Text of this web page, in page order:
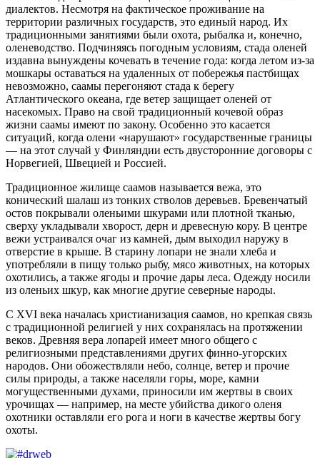
диалектов. Несмотря на фактическое проживание на
территории различных государств, это единый народ. Их
традиционными занятиями были охота, рыбалка и, конечно,
оленеводство. Подчиняясь погодным условиям, стада оленей
издавна вынуждены кочевать в течение года: когда летом из-за
мошкары оставаться на удаленных от побережья пастбищах
невозможно, саамы перегоняют стада к берегу
Атлантического океана, где ветер защищает оленей от
насекомых. Право на свой традиционный кочевой образ
жизни саамы имеют по закону. Особенно это касается
ситуаций, когда олени «нарушают» государственные границы
— на этот случай у Финляндии есть двусторонние договоры с
Норвегией, Швецией и Россией.
Традиционное жилище саамов называется вежа, это
конический шалаш из тонких стволов деревьев. Бревенчатый
остов покрывали оленьими шкурами или плотной тканью,
сверху укладывали хворост, дерн и древесную кору. В центре
вежи устраивался очаг из камней, дым выходил наружу в
отверстие в крыше. В старину лопари не знали хлеба и
употребляли в пищу только рыбу, мясо животных, на которых
охотились, а также ягоды и прочие дары леса. Одежду носили
из оленьих шкур, как многие другие северные народы.
С XVI века началась христианизация саамов, но крепкая связь
с традиционной религией у них сохранялась на протяжении
веков. Древняя вера лопарей имеет много общего с
религиозными представлениями других финно-угорских
народов. Они обожествляли небо, солнце, ветер и прочие
силы природы, а также населяли горы, море, камни
могущественными духами, приносили им жертвы в своих
урочищах — например, на месте убийства дикого оленя
охотники оставляли его рога и ноги в качестве жертвы богу
охоты.